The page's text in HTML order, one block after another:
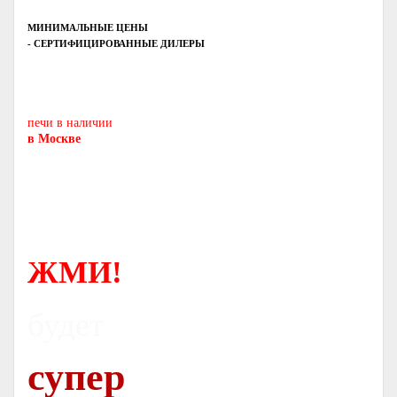
МИНИМАЛЬНЫЕ ЦЕНЫ
- СЕРТИФИЦИРОВАННЫЕ ДИЛЕРЫ
печи в наличии
в Москве
ЖМИ!
супер